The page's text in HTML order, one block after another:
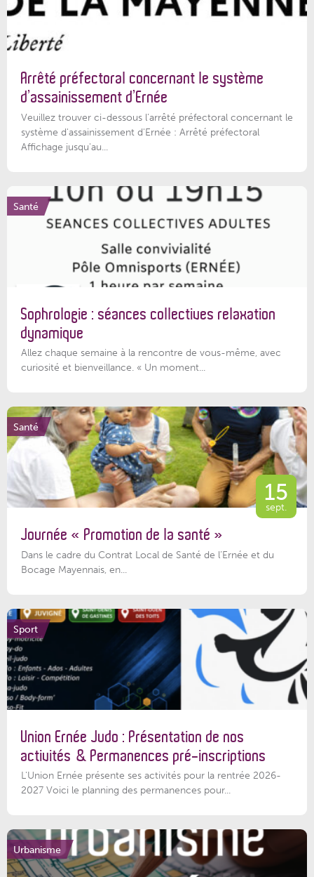
Arrêté préfectoral concernant le système
d’assainissement d’Ernée
Veuillez trouver ci-dessous l’arrêté préfectoral concernant le
système d'assainissement d'Ernée : Arrêté préfectoral
Affichage jusqu'au...
Santé
Sophrologie : séances collectives relaxation
dynamique
Allez chaque semaine à la rencontre de vous-même, avec
curiosité et bienveillance. « Un moment...
Santé
15
sept.
Journée « Promotion de la santé »
Dans le cadre du Contrat Local de Santé de l’Ernée et du
Bocage Mayennais, en...
Sport
Union Ernée Judo : Présentation de nos
activités & Permanences pré-inscriptions
L'Union Ernée présente ses activités pour la rentrée 2026-
2027 Voici le planning des permanences pour...
Urbanisme